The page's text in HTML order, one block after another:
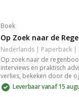
Boek
Op Zoek naar de
Op zoek naar de
interviews en praktisch
verlies, bekeken door de
en rouwenden zelf. Het
overlijden en
Leverbaar vanaf 15